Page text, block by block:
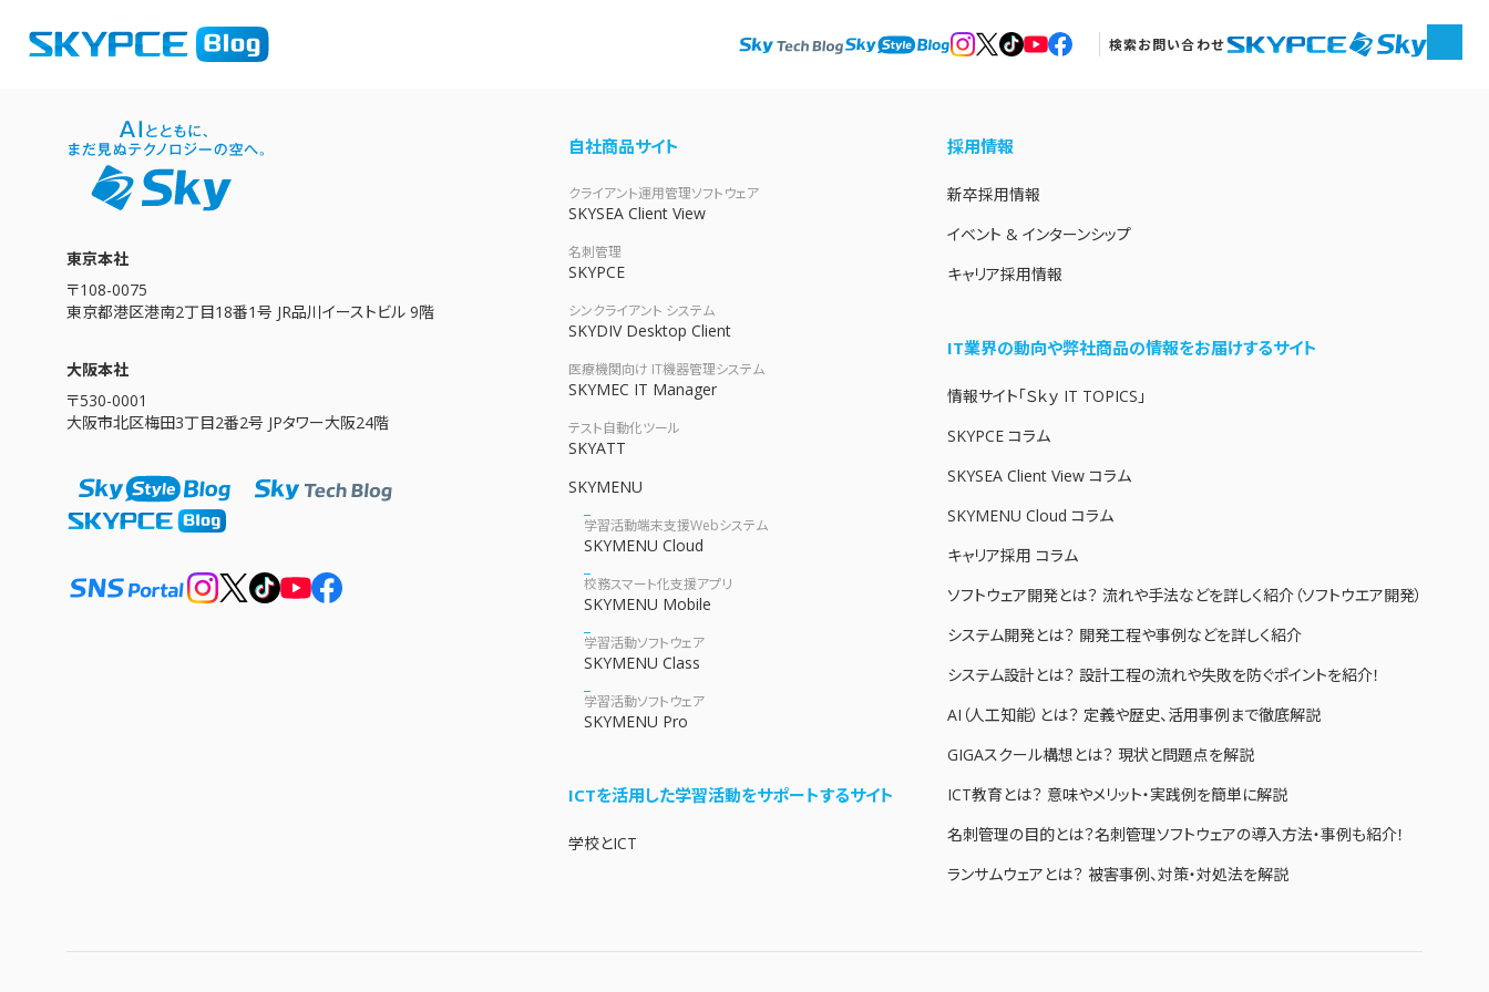
検索お問い合わせ
エラーが発生しました。しばらく時間をおいてから再度お試しください。
東京本社
〒108-0075
東京都港区港南2丁目18番1号 JR品川イーストビル 9階
大阪本社
〒530-0001
大阪市北区梅田3丁目2番2号 JPタワー大阪24階
自社商品サイト
クライアント運用管理ソフトウェア
SKYSEA Client View
名刺管理
SKYPCE
シンクライアント システム
SKYDIV Desktop Client
医療機関向け IT機器管理システム
SKYMEC IT Manager
テスト自動化ツール
SKYATT
SKYMENU
学習活動端末支援Webシステム
SKYMENU Cloud
校務スマート化支援アプリ
SKYMENU Mobile
学習活動ソフトウェア
SKYMENU Class
学習活動ソフトウェア
SKYMENU Pro
ICTを活用した学習活動をサポートするサイト
学校とICT
採用情報
新卒採用情報
イベント & インターンシップ
キャリア採用情報
IT業界の動向や弊社商品の情報をお届けするサイト
情報サイト「Ｓｋｙ IT TOPICS」
SKYPCE コラム
SKYSEA Client View コラム
SKYMENU Cloud コラム
キャリア採用 コラム
ソフトウェア開発とは？ 流れや手法などを詳しく紹介（ソフトウエア開発）
システム開発とは？ 開発工程や事例などを詳しく紹介
システム設計とは？ 設計工程の流れや失敗を防ぐポイントを紹介！
AI（人工知能）とは？ 定義や歴史、活用事例まで徹底解説
GIGAスクール構想とは？ 現状と問題点を解説
ICT教育とは？ 意味やメリット・実践例を簡単に解説
名刺管理の目的とは？名刺管理ソフトウェアの導入方法・事例も紹介！
ランサムウェアとは？ 被害事例、対策・対処法を解説